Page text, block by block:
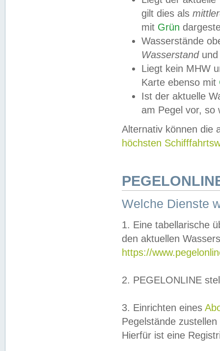
gilt dies als
mit Grün
Wasserstände
Wasserstandund
Liegt kein MHW
Karte ebenso mit
Ist der aktuelle
am Pegel vor,
Alternativ können die
höchsten
Welche Dienste
1. Eine tabellarische
den aktuellen
https://
2. PEGELONLINE
3. Einrichten eines
Pegelstände
Hierfür ist eine